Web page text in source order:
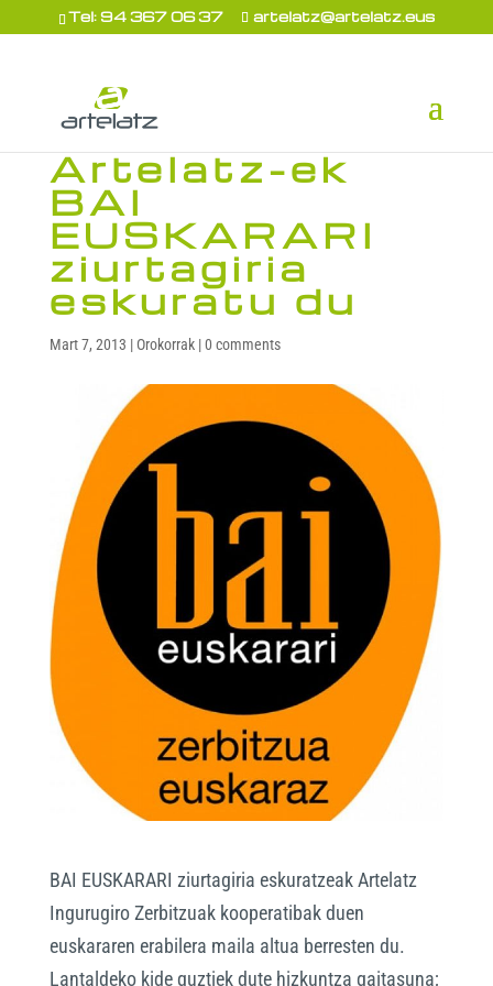
Tel: 94 367 06 37 artelatz@artelatz.eus
Artelatz-ek
BAI
EUSKARARI
ziurtagiria
eskuratu du
Mart 7, 2013 | Orokorrak|0 comments
BAI EUSKARARI ziurtagiria eskuratzeak Artelatz
Ingurugiro Zerbitzuak kooperatibak duen
euskararen erabilera maila altua berresten du.
Lantaldeko kide guztiek dute hizkuntza gaitasuna;